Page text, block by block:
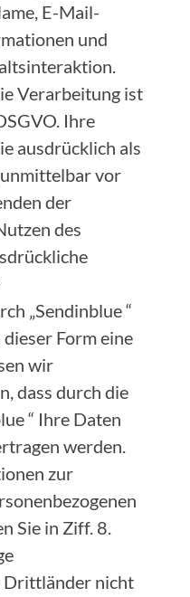
E-Mail-
und
Verarbeitung ist
Ihre
ausdrücklich als
vor
der
des
„Sendinblue “
Form eine
wir
dass durch die
“ Ihre Daten
werden.
zur
Sie in Ziff. 8.
Drittländer nicht